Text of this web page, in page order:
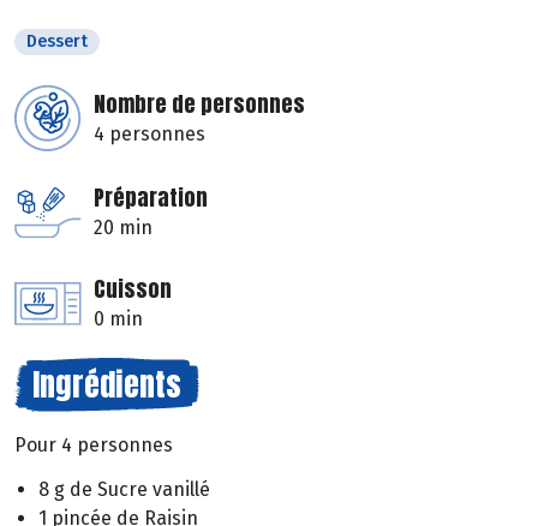
Dessert
Nombre de personnes
4 personnes
Préparation
20 min
Cuisson
0 min
Ingrédients
Pour 4 personnes
8 g de Sucre vanillé
1 pincée de Raisin